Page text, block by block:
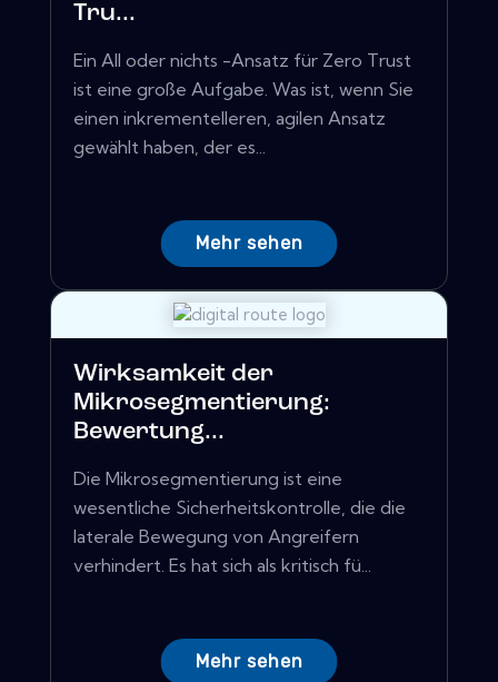
Tru...
Ein All oder nichts -Ansatz für Zero Trust
ist eine große Aufgabe. Was ist, wenn Sie
einen inkrementelleren, agilen Ansatz
gewählt haben, der es...
Mehr sehen
Wirksamkeit der
Mikrosegmentierung:
Bewertung...
Die Mikrosegmentierung ist eine
wesentliche Sicherheitskontrolle, die die
laterale Bewegung von Angreifern
verhindert. Es hat sich als kritisch fü...
Mehr sehen